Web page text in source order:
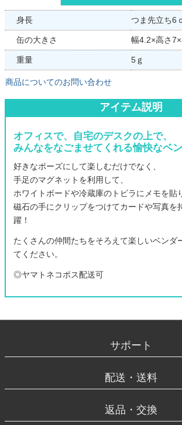
アイテム説明
オフィスで、自宅のデスクの上で、
みんなをなごませてくれる愉快なベン
好きなポーズにして楽しむだけでなく、
手足のマグネットを利用して、
ホワイトボードや冷蔵庫のトビラにメモを貼
磁石の手にクリップをつけてカードや写真を
躍！
たくさんの仲間たちをそろえて楽しいベンダ
てください。
◎ヤマトネコポス配送可
身長 つま先立ち6
缶の大きさ 幅4.2×高さ
重量 5ｇ
商品についてのお問い合わせ
サポート
配送・送料
返品・交換